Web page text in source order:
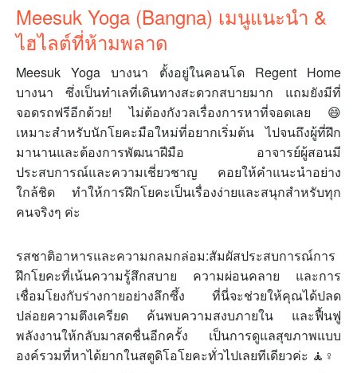
Meesuk Yoga (Bangna) เมนูแนะนำ &
ไฮไลต์ที่ห้ามพลาด
Meesuk Yoga บางนา ตั้งอยู่ในคอนโด Regent Home
บางนา ซึ่งเป็นทำเลที่เดินทางสะดวกสบายมาก แถมยังมีที่
จอดรถฟรีอีกด้วย! ไม่ต้องกังวลเรื่องการหาที่จอดเลย 😄
เหมาะสำหรับนักโยคะมือใหม่ที่อยากเริ่มต้น ไปจนถึงผู้ที่ฝึก
มานานและต้องการพัฒนาฝีมือ อาจารย์ผู้สอนมี
ประสบการณ์และความเชี่ยวชาญ คอยให้คำแนะนำอย่าง
ใกล้ชิด ทำให้การฝึกโยคะเป็นเรื่องง่ายและสนุกสำหรับทุก
คนจริงๆ ค่ะ
รสชาติอาหารและความกลมกล่อม:สัมผัสประสบการณ์การ
ฝึกโยคะที่เน้นความรู้สึกสบาย ความผ่อนคลาย และการ
เชื่อมโยงกับร่างกายอย่างลึกซึ้ง ที่นี่จะช่วยให้คุณได้ปลด
ปล่อยความตึงเครียด ค้นพบความสงบภายใน และฟื้นฟู
พลังงานให้กลับมาสดชื่นอีกครั้ง เป็นการดูแลสุขภาพแบบ
องค์รวมที่หาได้ยากในสตูดิโอโยคะทั่วไปเลยทีเดียวค่ะ 🧘♀️